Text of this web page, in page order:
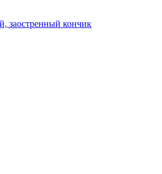
заостренный кончик